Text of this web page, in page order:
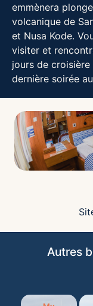
emmènera
volcanique de
et Nusa Kode.
visiter et
jours de
dernière soirée
Autres